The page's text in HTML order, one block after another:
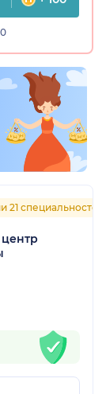
21 специальностей